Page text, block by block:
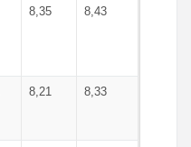
8,35 8,43
8,21 8,33